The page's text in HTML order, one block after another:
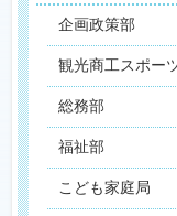
企画政策部
観光商工スポー
総務部
福祉部
こども家庭局